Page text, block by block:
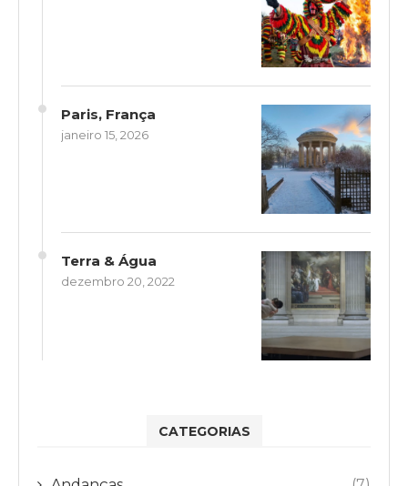
Paris, França
janeiro 15, 2026
Terra & Água
dezembro 20, 2022
CATEGORIAS